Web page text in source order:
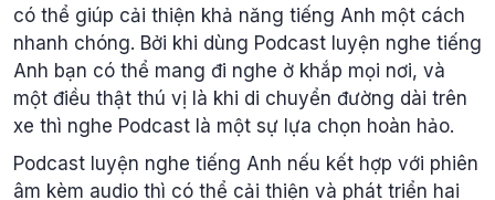
có thể giúp cải thiện khả năng tiếng Anh một cách
nhanh chóng. Bởi khi dùng Podcast luyện nghe tiếng
Anh bạn có thể mang đi nghe ở khắp mọi nơi, và
một điều thật thú vị là khi di chuyển đường dài trên
xe thì nghe Podcast là một sự lựa chọn hoàn hảo.
Podcast luyện nghe tiếng Anh nếu kết hợp với phiên
âm kèm audio thì có thể cải thiện và phát triển hai